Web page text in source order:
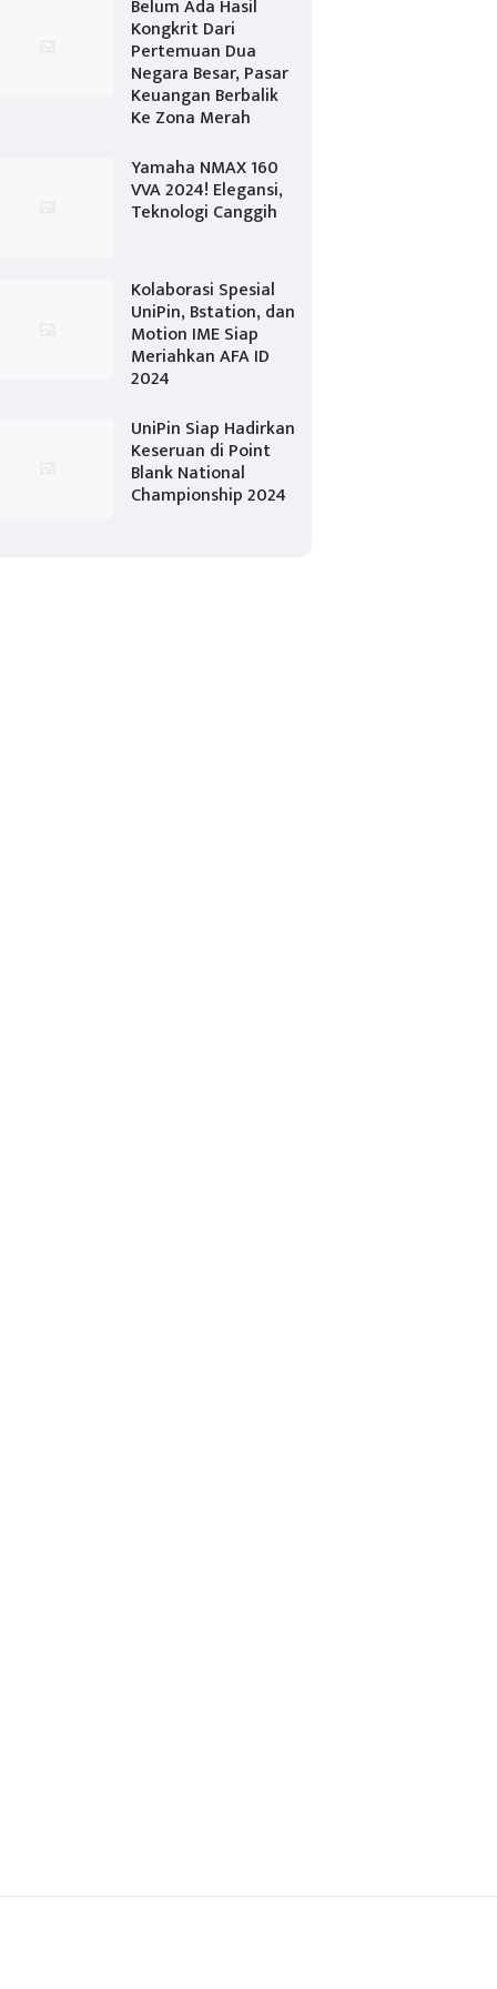
Belum Ada Hasil
Kongkrit Dari
Pertemuan Dua
Negara Besar, Pasar
Keuangan Berbalik
Ke Zona Merah
Yamaha NMAX 160
VVA 2024! Elegansi,
Teknologi Canggih
Kolaborasi Spesial
UniPin, Bstation, dan
Motion IME Siap
Meriahkan AFA ID
2024
UniPin Siap Hadirkan
Keseruan di Point
Blank National
Championship 2024